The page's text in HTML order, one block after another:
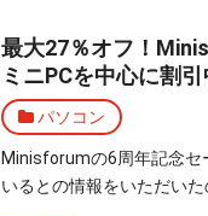
最大27％オフ！
ミニPCを中心に割
パソコン
Minisforumの6周年記念セ
いるとの情報をいただい